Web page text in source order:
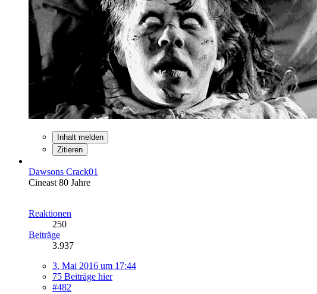
Inhalt melden
Zitieren
Dawsons Crack01
Cineast 80 Jahre
Reaktionen
250
Beiträge
3.937
3. Mai 2016 um 17:44
75 Beiträge hier
#482